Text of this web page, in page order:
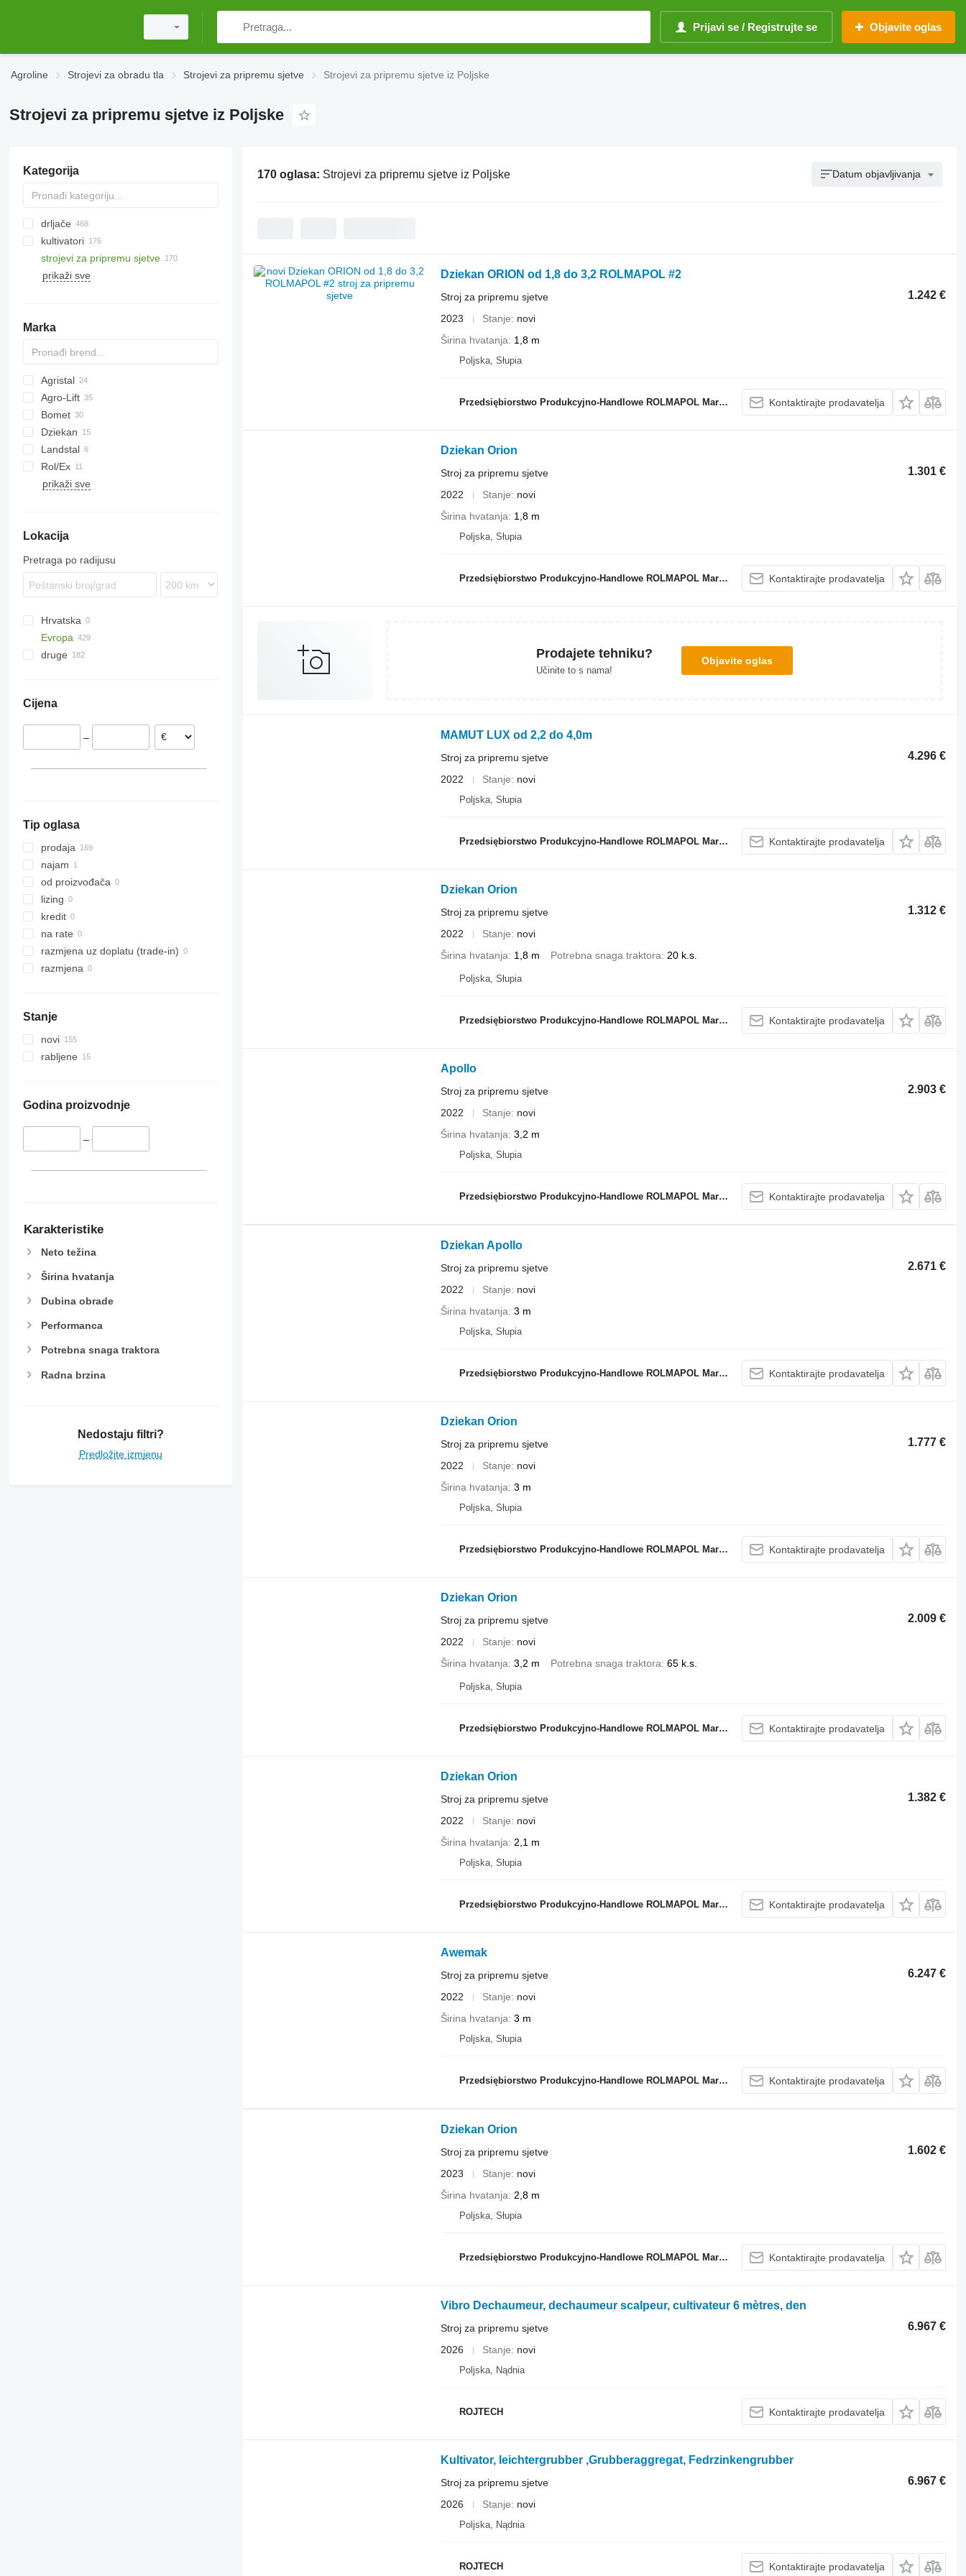
Prijavi se / Registrujte se Objavite oglas
Agroline Strojevi za obradu tla Strojevi za pripremu sjetve Strojevi za pripremu sjetve iz Poljske
Strojevi za pripremu sjetve iz Poljske
Kategorija
drljače
tanjurače
opružne drljače
zupčaste drljače
kultivatori
strojevi za pripremu sjetve
valjci za sjeckanje
traktorski malčeri
prikaži sve
Marka
Agristal
Agro-Lift
Bomet
U-series
Z-series
Dziekan
Tiger
Rebell Classic
Landstal
Kompaktor
Korund
Rol/Ex
prikaži sve
Lokacija
Pretraga po radijusu
Hrvatska
Evropa
Poljska
Rzędziany
Głogówek
Austrija
Letonija
druge
Cijena
–
Tip oglasa
prodaja
najam
od proizvođača
lizing
kredit
na rate
razmjena uz doplatu (trade-in)
razmjena
Stanje
novi
rabljene
Godina proizvodnje
–
Karakteristike
Neto težina
Širina hvatanja
Dubina obrade
Performanca
Potrebna snaga traktora
Radna brzina
Nedostaju filtri?
Predložite izmjenu
170 oglasa: Strojevi za pripremu sjetve iz Poljske Datum objavljivanja
Dziekan ORION od 1,8 do 3,2 ROLMAPOL #2
1.242 €
Stroj za pripremu sjetve
2023
Stanje
novi
Širina hvatanja
1,8 m
Poljska, Słupia
Przedsiębiorstwo Produkcyjno-Handlowe ROLMAPOL Marcin Dziekan Kontaktirajte prodavatelja
Dziekan Orion
1.301 €
Stroj za pripremu sjetve
2022
Stanje
novi
Širina hvatanja
1,8 m
Poljska, Słupia
Przedsiębiorstwo Produkcyjno-Handlowe ROLMAPOL Marcin Dziekan Kontaktirajte prodavatelja
Prodajete tehniku?
Učinite to s nama!
Objavite oglas
MAMUT LUX od 2,2 do 4,0m
4.296 €
Stroj za pripremu sjetve
2022
Stanje novi
Poljska, Słupia
Przedsiębiorstwo Produkcyjno-Handlowe ROLMAPOL Marcin Dziekan Kontaktirajte prodavatelja
Dziekan Orion
1.312 €
Stroj za pripremu sjetve
2022
Stanje
novi
Širina hvatanja
1,8 m Potrebna snaga traktora 20 k.s.
Poljska, Słupia
Przedsiębiorstwo Produkcyjno-Handlowe ROLMAPOL Marcin Dziekan Kontaktirajte prodavatelja
Apollo
2.903 €
Stroj za pripremu sjetve
2022
Stanje
novi
Širina hvatanja 3,2 m
Poljska, Słupia
Przedsiębiorstwo Produkcyjno-Handlowe ROLMAPOL Marcin Dziekan Kontaktirajte prodavatelja
Dziekan Apollo
2.671 €
Stroj za pripremu sjetve
2022
Stanje
novi
Širina hvatanja 3 m
Poljska, Słupia
Przedsiębiorstwo Produkcyjno-Handlowe ROLMAPOL Marcin Dziekan Kontaktirajte prodavatelja
Dziekan Orion
1.777 €
Stroj za pripremu sjetve
2022
Stanje
novi
Širina hvatanja 3 m
Poljska, Słupia
Przedsiębiorstwo Produkcyjno-Handlowe ROLMAPOL Marcin Dziekan Kontaktirajte prodavatelja
Dziekan Orion
2.009 €
Stroj za pripremu sjetve
2022
Stanje
novi
Širina hvatanja 3,2 m Potrebna snaga traktora 65 k.s.
Poljska, Słupia
Przedsiębiorstwo Produkcyjno-Handlowe ROLMAPOL Marcin Dziekan Kontaktirajte prodavatelja
Dziekan Orion
1.382 €
Stroj za pripremu sjetve
2022
Stanje
novi
Širina hvatanja
2,1 m
Poljska, Słupia
Przedsiębiorstwo Produkcyjno-Handlowe ROLMAPOL Marcin Dziekan Kontaktirajte prodavatelja
Awemak
6.247 €
Stroj za pripremu sjetve
2022
Stanje
novi
Širina hvatanja 3 m
Poljska, Słupia
Przedsiębiorstwo Produkcyjno-Handlowe ROLMAPOL Marcin Dziekan Kontaktirajte prodavatelja
Dziekan Orion
1.602 €
Stroj za pripremu sjetve
2023
Stanje
novi
Širina hvatanja
2,8 m
Poljska, Słupia
Przedsiębiorstwo Produkcyjno-Handlowe ROLMAPOL Marcin Dziekan Kontaktirajte prodavatelja
Vibro Dechaumeur, dechaumeur scalpeur, cultivateur 6 mètres, den
6.967 €
Stroj za pripremu sjetve
2026
Stanje novi
Poljska, Nądnia
ROJTECH Kontaktirajte prodavatelja
Kultivator, leichtergrubber ,Grubberaggregat, Fedrzinkengrubber
6.967 €
Stroj za pripremu sjetve
2026
Stanje novi
Poljska, Nądnia
ROJTECH Kontaktirajte prodavatelja